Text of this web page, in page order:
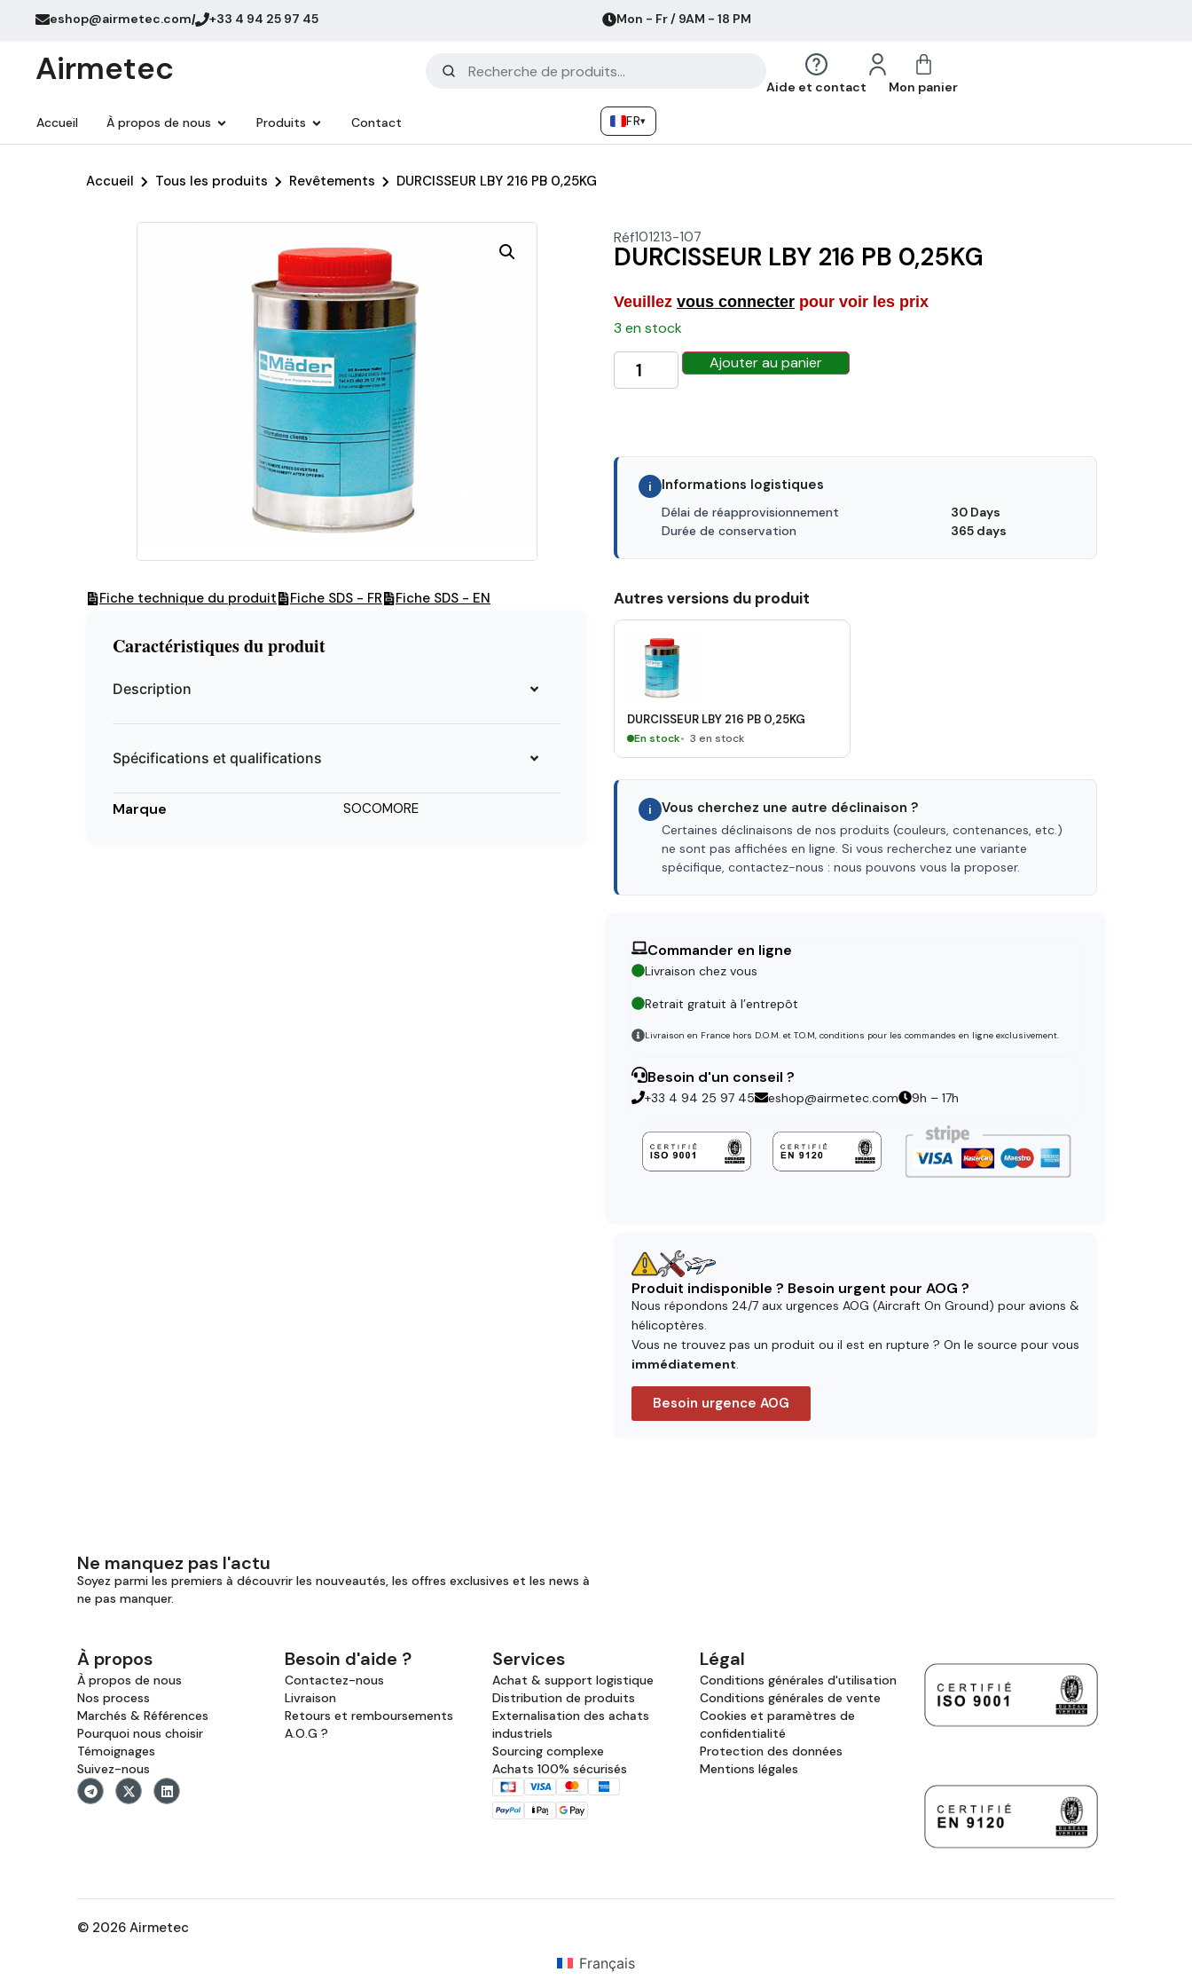
eshop@airmetec.com/ +33 4 94 25 97 45 Mon - Fr / 9AM - 18 PM
Airmetec Aide et contact Mon panier
Accueil À propos de nous Produits Contact FR▾
Accueil Tous les produits Revêtements DURCISSEUR LBY 216 PB 0,25KG
Réf101213-107
DURCISSEUR LBY 216 PB 0,25KG
Veuillez vous connecter pour voir les prix
3 en stock
Ajouter au panier
i Informations logistiques
Délai de réapprovisionnement
30 Days
Durée de conservation
365 days
Autres versions du produit
DURCISSEUR LBY 216 PB 0,25KG
En stock 3 en stock
i Vous cherchez une autre déclinaison ?
Certaines déclinaisons de nos produits (couleurs, contenances, etc.)
ne sont pas affichées en ligne. Si vous recherchez une variante
spécifique, contactez-nous : nous pouvons vous la proposer.
Commander en ligne
Livraison chez vous
Retrait gratuit à l’entrepôt
Livraison en France hors D.O.M. et T.O.M, conditions pour les commandes en ligne exclusivement.
Besoin d'un conseil ?
+33 4 94 25 97 45 eshop@airmetec.com 9h – 17h
Produit indisponible ? Besoin urgent pour AOG ?
Nous répondons 24/7 aux urgences AOG (Aircraft On Ground) pour avions &
hélicoptères.
Vous ne trouvez pas un produit ou il est en rupture ? On le source pour vous
immédiatement.
Besoin urgence AOG
Fiche technique du produit Fiche SDS - FR Fiche SDS - EN
Caractéristiques du produit
Description
Spécifications et qualifications
Marque SOCOMORE
Ne manquez pas l'actu
Soyez parmi les premiers à découvrir les nouveautés, les offres exclusives et les news à
ne pas manquer.
À propos
À propos de nous
Nos process
Marchés & Références
Pourquoi nous choisir
Témoignages
Suivez-nous
Besoin d'aide ?
Contactez-nous
Livraison
Retours et remboursements
A.O.G ?
Services
Achat & support logistique
Distribution de produits
Externalisation des achats
industriels
Sourcing complexe
Achats 100% sécurisés
Légal
Conditions générales d'utilisation
Conditions générales de vente
Cookies et paramètres de
confidentialité
Protection des données
Mentions légales
© 2026 Airmetec
Français